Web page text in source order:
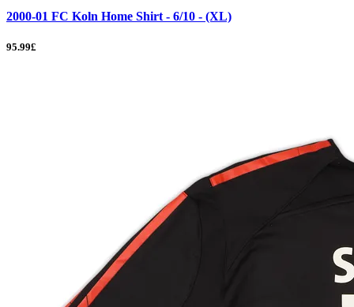
2000-01 FC Koln Home Shirt - 6/10 - (XL)
95.99£